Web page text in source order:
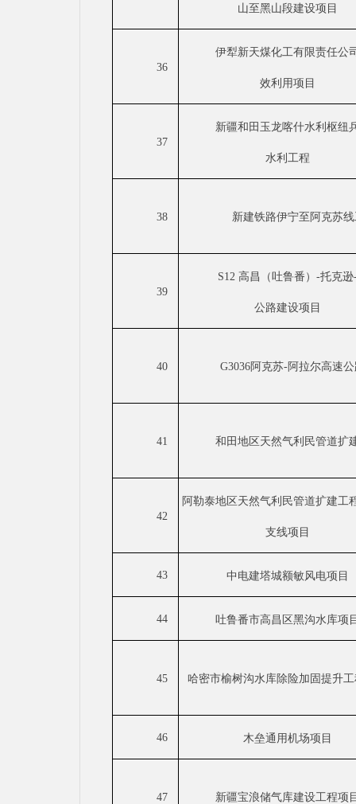
山至黑山段建设项目
36
伊犁新天煤化工有限责任公
效利用项目
37
新疆和田玉龙喀什水利枢纽
水利工程
38 新建铁路伊宁至阿克苏
39
S12 高昌（吐鲁番）-托克
公路建设项目
40 G3036阿克苏-阿拉尔高速
41 和田地区天然气利民管道扩
42
阿勒泰地区天然气利民管道扩建工
支线项目
43 中电建塔城额敏风电项目
44 吐鲁番市高昌区黑沟水库项
45 哈密市榆树沟水库除险加固提升
46 木垒通用机场项目
47 新疆宝浪储气库建设工程项